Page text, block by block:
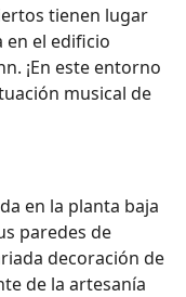
tienen lugar
en el edificio
¡En este entorno
musical de
en la planta baja
paredes de
decoración de
de la artesanía